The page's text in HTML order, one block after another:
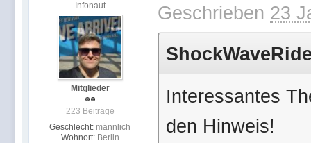
Infonaut
Mitglieder
223 Beiträge
Geschlecht: männlich
Wohnort: Berlin
Geschrieben 23
Interessantes
den Hinweis!